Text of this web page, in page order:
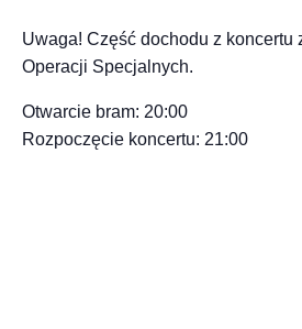
Uwaga! Część dochodu z koncertu
Operacji Specjalnych.
Otwarcie bram: 20:00
Rozpoczęcie koncertu: 21:00